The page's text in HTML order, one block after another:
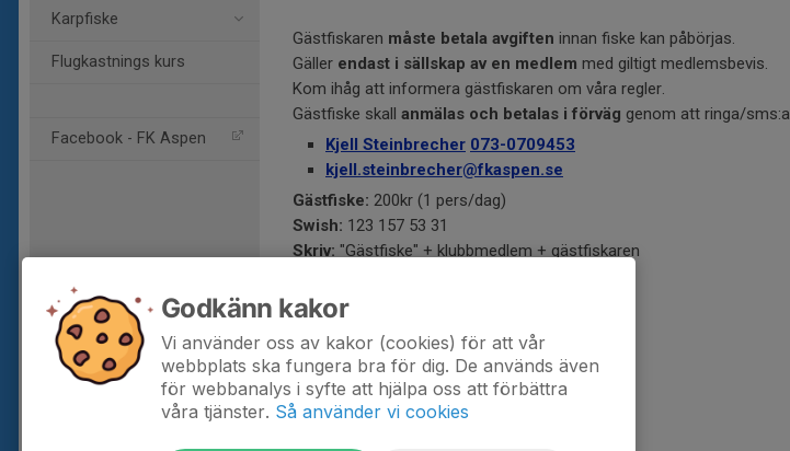
Karpfiske
Flugkastnings kurs
Facebook - FK Aspen
Gästfiskaren måste betala avgiften innan fiske kan påbörjas.
Gäller endast i sällskap av en medlem med giltigt medlemsbevis.
Kom ihåg att informera gästfiskaren om våra regler.
Gästfiske skall anmälas och betalas i förväg genom att ringa/sms:a
Kjell Steinbrecher 073-0709453
kjell.steinbrecher@fkaspen.se
Gästfiske: 200kr (1 pers/dag)
Swish: 123 157 53 31
Skriv: "Gästfiske" + klubbmedlem + gästfiskaren
Godkänn kakor
Vi använder oss av kakor (cookies) för att vår
webbplats ska fungera bra för dig. De används även
för webbanalys i syfte att hjälpa oss att förbättra
våra tjänster. Så använder vi cookies